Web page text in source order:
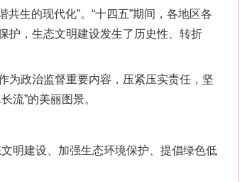
生的现代化”。“十四五”期间，各地区各
护，生态文明建设发生了历史性、转折
政治监督重要内容，压紧压实责任，坚
流”的美丽图景。
明建设、加强生态环境保护、提倡绿色低